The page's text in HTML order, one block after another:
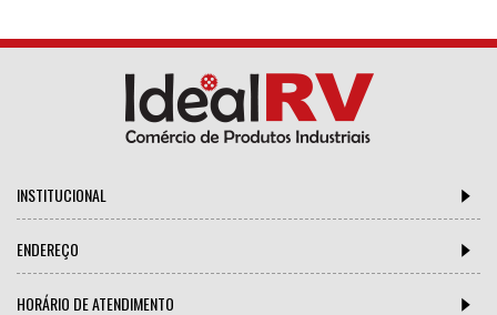
INSTITUCIONAL
ENDEREÇO
HORÁRIO DE ATENDIMENTO